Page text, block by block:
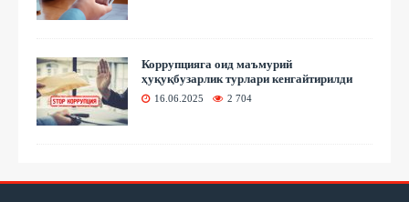
Коррупцияга оид маъмурий
ҳуқуқбузарлик турлари кенгайтирилди
16.06.2025 2 704